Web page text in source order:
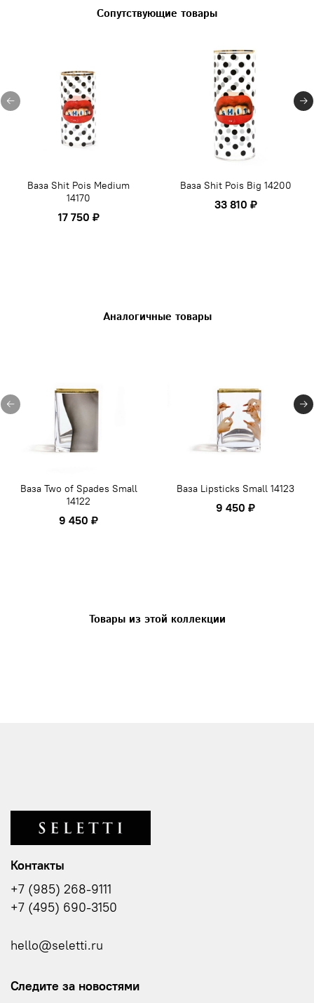
Сопутствующие товары
Ваза Shit Pois Medium
14170
17 750 ₽
Ваза Shit Pois Big 14200
33 810 ₽
Аналогичные товары
Ваза Two of Spades Small
14122
9 450 ₽
Ваза Lipsticks Small 14123
9 450 ₽
Товары из этой коллекции
Контакты
+7 (985) 268-9111
+7 (495) 690-3150
hello@seletti.ru
Следите за новостями